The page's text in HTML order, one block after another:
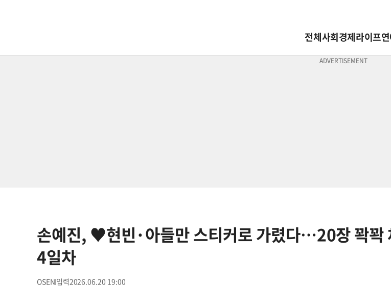
전체사회경제라이프
손예진, ♥현빈·아들만 스티커로 가렸다…20장 꽉꽉
4일차
OSEN 2026.06.20 19:00